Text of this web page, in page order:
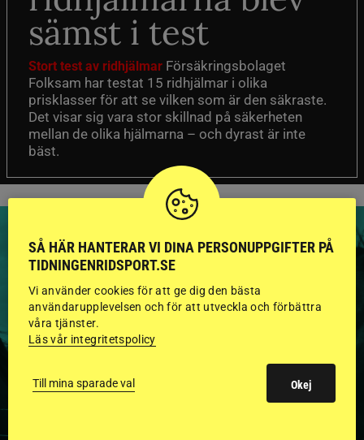
sämst i test
Stort test av ridhjälmar Försäkringsbolaget
Folksam har testat 15 ridhjälmar i olika
prisklasser för att se vilken som är den säkraste.
Det visar sig vara stor skillnad på säkerheten
mellan de olika hjälmarna – och dyrast är inte
bäst.
HINGSTAR ONLINE
GODKÄNDA HINGSTAR I
FLERA KATEGORIER MED
BILDER OCH FAKTA
SÅ HÄR HANTERAR VI DINA PERSONUPPGIFTER PÅ
TIDNINGENRIDSPORT.SE
Vi använder cookies för att ge dig den bästa
användarupplevelsen och för att utveckla och förbättra
våra tjänster.
Läs vår integritetspolicy
Till mina sparade val Okej